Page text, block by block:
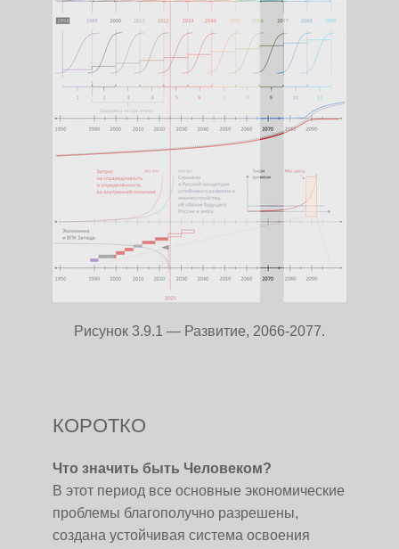
Рисунок 3.9.1 — Развитие, 2066-2077.
КОРОТКО
Что значить быть Человеком?
В этот период все основные экономические
проблемы благополучно разрешены,
создана устойчивая система освоения